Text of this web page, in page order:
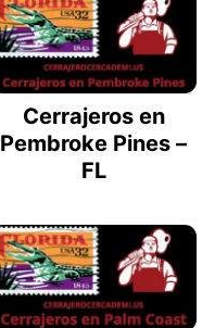
Cerrajeros en
Pembroke Pines –
FL